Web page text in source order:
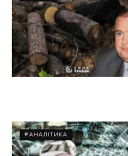
#АНАЛІТИКА